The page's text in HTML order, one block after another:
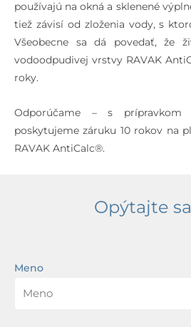
používajú na okná a sklenené
tiež závisí od zloženia vody, s
Všeobecne sa dá povedať, že
vodoodpudivej vrstvy RAVAK
roky.
Odporúčame – s prípravkom
poskytujeme záruku 10 rokov na
RAVAK AntiCalc®.
Opýtajte
Meno